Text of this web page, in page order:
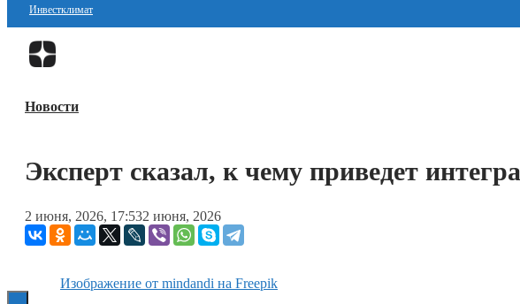
Инвестклимат
Финансы
Блокчейн
ESG
Новости
Эксперт сказал, к чему приведет
2 июня, 2026, 17:532 июня, 2026
Изображение от mindandi на Freepik